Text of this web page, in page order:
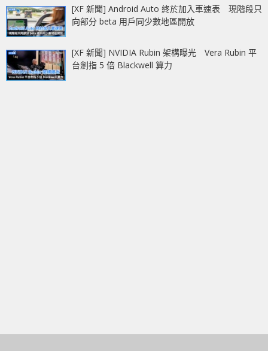
[XF 新聞] Android Auto 終於加入車速表 現階段只
向部分 beta 用戶同少數地區開放
[XF 新聞] NVIDIA Rubin 架構曝光 Vera Rubin 平
台劍指 5 倍 Blackwell 算力